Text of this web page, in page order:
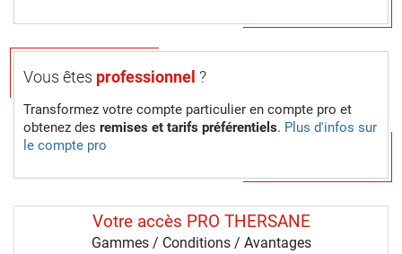
Vous êtes professionnel ?
Transformez votre compte particulier en compte pro et
obtenez des remises et tarifs préférentiels. Plus d'infos sur
le compte pro
Votre accès PRO THERSANE
Gammes / Conditions / Avantages